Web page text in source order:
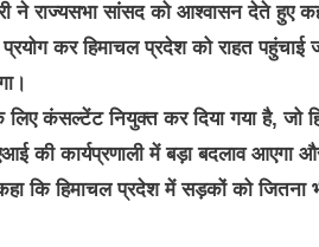
राज्यसभा सांसद को आश्वासन देते हुए
कर हिमाचल प्रदेश को राहत पहुंचाई
कंसल्टेंट नियुक्त कर दिया गया है, जो
की कार्यप्रणाली में बड़ा बदलाव
कि हिमाचल प्रदेश में सड़कों को